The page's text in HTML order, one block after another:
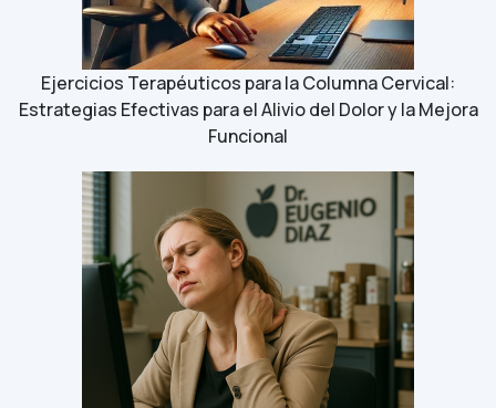
Ejercicios Terapéuticos para la Columna Cervical:
Estrategias Efectivas para el Alivio del Dolor y la Mejora
Funcional